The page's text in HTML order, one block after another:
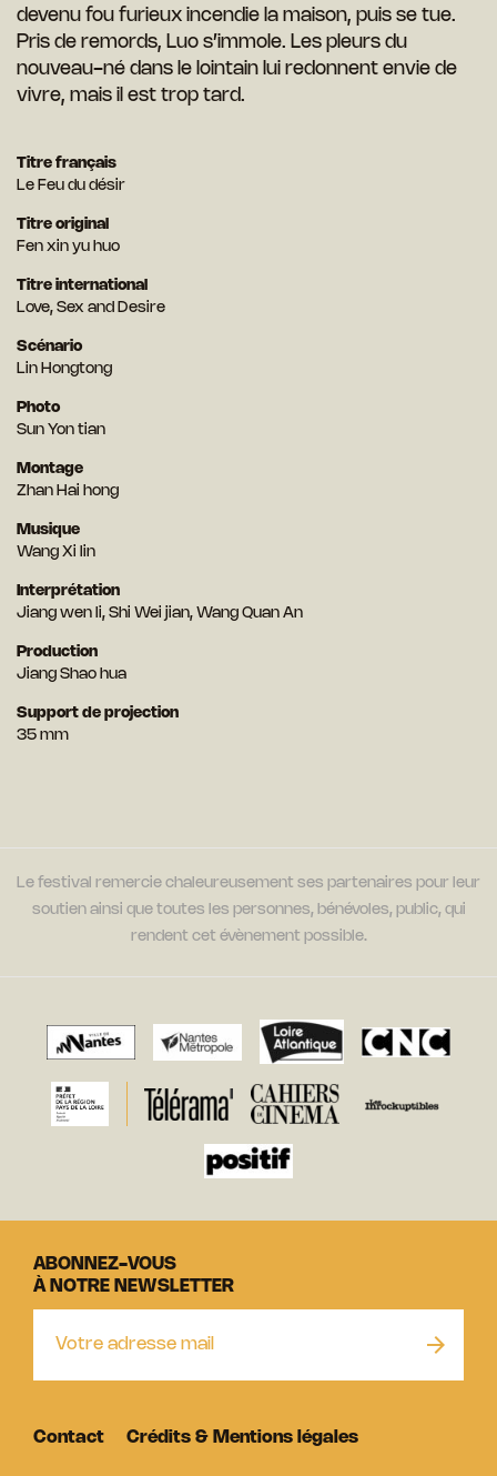
devenu fou furieux incendie la maison, puis se tue.
Pris de remords, Luo s’immole. Les pleurs du
nouveau-né dans le lointain lui redonnent envie de
vivre, mais il est trop tard.
Titre français
Le Feu du désir
Titre original
Fen xin yu huo
Titre international
Love, Sex and Desire
Scénario
Lin Hongtong
Photo
Sun Yon tian
Montage
Zhan Hai hong
Musique
Wang Xi lin
Interprétation
Jiang wen li, Shi Wei jian, Wang Quan An
Production
Jiang Shao hua
Support de projection
35 mm
Le festival remercie chaleureusement ses partenaires pour leur
soutien ainsi que toutes les personnes, bénévoles, public, qui
rendent cet évènement possible.
ABONNEZ-VOUS
À NOTRE NEWSLETTER
Contact Crédits & Mentions légales